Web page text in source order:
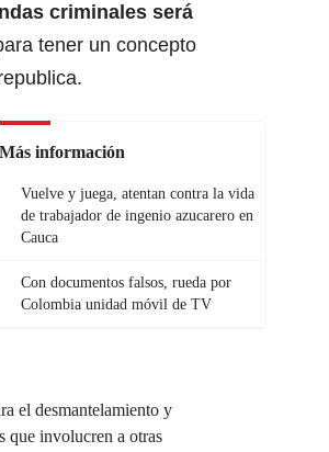
criminales será
tener un concepto
Más información
Vuelve y juega, atentan contra la vida
de trabajador de ingenio azucarero en
Cauca
Con documentos falsos, rueda por
Colombia unidad móvil de TV
el desmantelamiento y
que involucren a otras